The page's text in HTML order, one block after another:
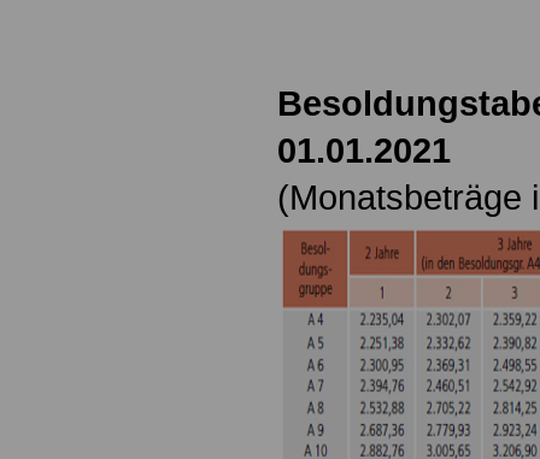
01.01.2021
(Monatsbeträge